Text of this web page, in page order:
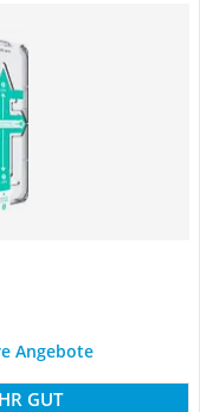
Angebote
GUT